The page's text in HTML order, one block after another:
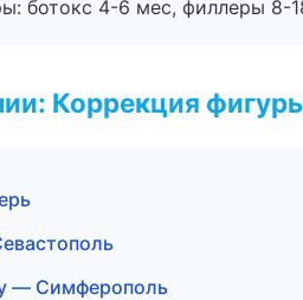
ботокс 4-6 мес, филлеры 8-
Коррекция
— Симферополь